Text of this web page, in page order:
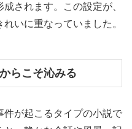
されます。この設定が、
いに重なっていました。
らこそ沁みる
件が起こるタイプの小説で